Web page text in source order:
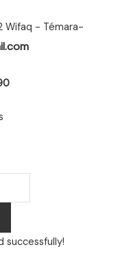
Wifaq - Témara-
successfully!